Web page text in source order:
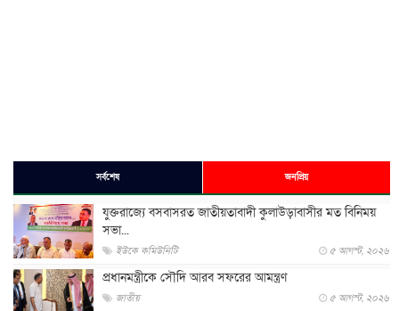
সর্বশেষ জনপ্রিয়
যুক্তরাজ্যে বসবাসরত জাতীয়তাবাদী কুলাউড়াবাসীর মত বিনিময়
সভা...
ইউকে কমিউনিটি ৫ আগস্ট, ২০২৬
প্রধানমন্ত্রীকে সৌদি আরব সফরের আমন্ত্রণ
জাতীয় ৫ আগস্ট, ২০২৬